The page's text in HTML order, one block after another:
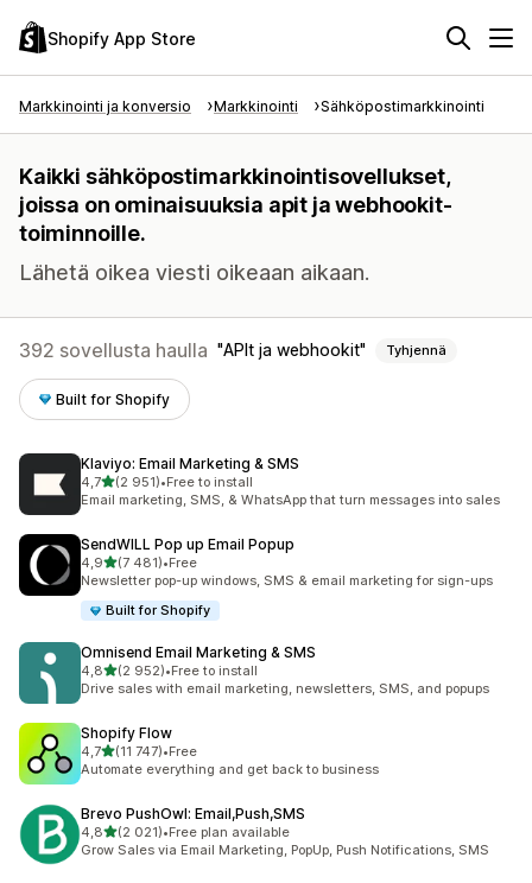
Shopify App Store
Markkinointi ja konversio Markkinointi Sähköpostimarkkinointi
Kaikki sähköpostimarkkinointisovellukset,
joissa on ominaisuuksia apit ja webhookit-
toiminnoille.
Lähetä oikea viesti oikeaan aikaan.
392 sovellusta haulla APIt ja webhookit Tyhjennä
Built for Shopify
Klaviyo: Email Marketing & SMS
4,7/ 5 tähteä
(2 951)
2951 arvostelua yhteensä
•Free to install
Email marketing, SMS, & WhatsApp that turn messages into sales
SendWILL Pop up Email Popup
4,9/ 5 tähteä
(7 481)
7481 arvostelua yhteensä
•Free
Newsletter pop-up windows, SMS & email marketing for sign-ups
Built for Shopify
Omnisend Email Marketing & SMS
4,8/ 5 tähteä
(2 952)
2952 arvostelua yhteensä
•Free to install
Drive sales with email marketing, newsletters, SMS, and popups
Shopify Flow
4,7/ 5 tähteä
(11 747)
11747 arvostelua yhteensä
•Free
Automate everything and get back to business
Brevo PushOwl: Email,Push,SMS
4,8/ 5 tähteä
(2 021)
2021 arvostelua yhteensä
•Free plan available
Grow Sales via Email Marketing, PopUp, Push Notifications, SMS